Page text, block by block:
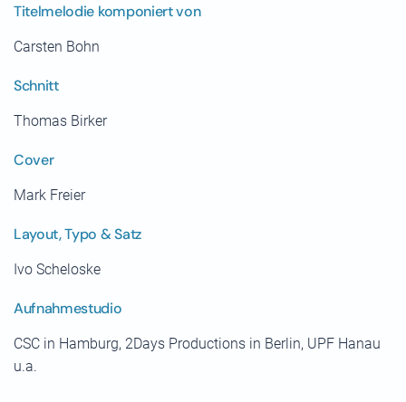
Titelmelodie komponiert von
Carsten Bohn
Schnitt
Thomas Birker
Cover
Mark Freier
Layout, Typo & Satz
Ivo Scheloske
Aufnahmestudio
CSC in Hamburg, 2Days Productions in Berlin, UPF Hanau
u.a.